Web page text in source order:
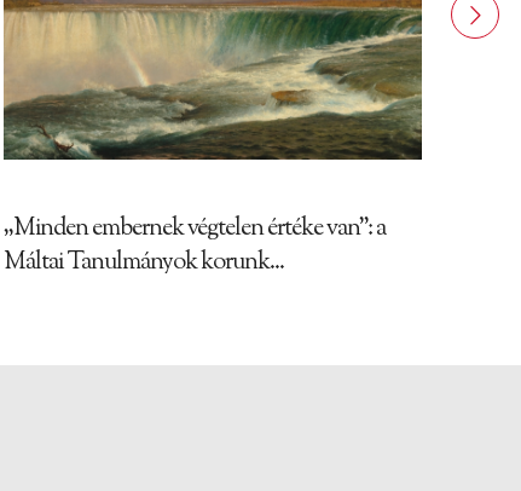
„Minden embernek végtelen értéke van”: a
Máltai Tanulmányok korunk...